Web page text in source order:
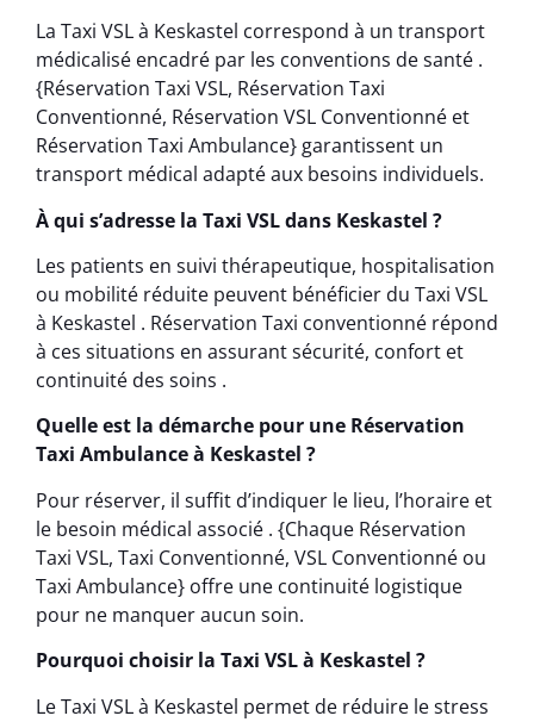
La Taxi VSL à Keskastel correspond à un transport
médicalisé encadré par les conventions de santé .
{Réservation Taxi VSL, Réservation Taxi
Conventionné, Réservation VSL Conventionné et
Réservation Taxi Ambulance} garantissent un
transport médical adapté aux besoins individuels.
À qui s’adresse la Taxi VSL dans Keskastel ?
Les patients en suivi thérapeutique, hospitalisation
ou mobilité réduite peuvent bénéficier du Taxi VSL
à Keskastel . Réservation Taxi conventionné répond
à ces situations en assurant sécurité, confort et
continuité des soins .
Quelle est la démarche pour une Réservation
Taxi Ambulance à Keskastel ?
Pour réserver, il suffit d’indiquer le lieu, l’horaire et
le besoin médical associé . {Chaque Réservation
Taxi VSL, Taxi Conventionné, VSL Conventionné ou
Taxi Ambulance} offre une continuité logistique
pour ne manquer aucun soin.
Pourquoi choisir la Taxi VSL à Keskastel ?
Le Taxi VSL à Keskastel permet de réduire le stress